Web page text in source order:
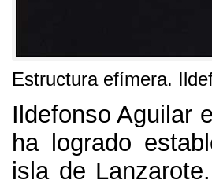
Estructura efímera.
Ildefonso Aguilar
ha logrado
isla de